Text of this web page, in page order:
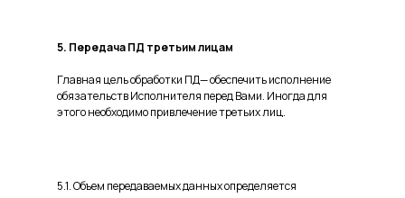
5. Передача ПД третьим лицам
Главная цель обработки ПД— обеспечить исполнение
обязательств Исполнителя перед Вами. Иногда для
этого необходимо привлечение третьих лиц.
5.1. Объем передаваемых данных определяется